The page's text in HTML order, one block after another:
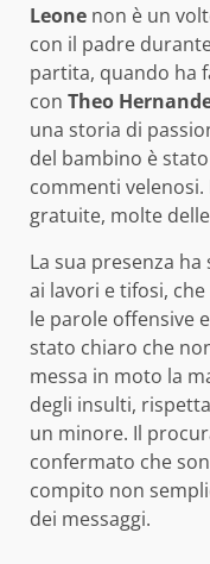
Leone non è un
con il padre
partita, quando ha
con Theo
una storia di
del bambino è
commenti
gratuite, molte
La sua presenza
ai lavori e tifosi,
le parole offensive
stato chiaro che
messa in moto la
degli insulti,
un minore. Il
confermato che
compito non
dei messaggi.